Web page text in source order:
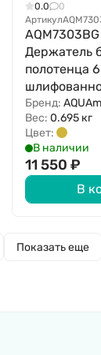
0.0
0
Артикул
Держатель
полотенца
Бренд:
Вес:0.695 кг
Цвет:
В наличии
11 550₽
В
Показать еще